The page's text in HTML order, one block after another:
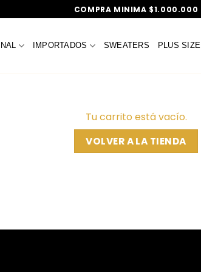
COMPRA MINIMA $1.000.000
IMPORTADOS SWEATERS PLUS SIZE
Tu carrito está vacío.
VOLVER A LA TIENDA